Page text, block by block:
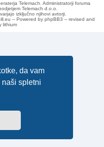
da vam
spletni
Telemach. Administratorji foruma
Telemach d.o.o.
izključno njihovi avtorji.
-- Powered by phpBB3 -- revised and
lithium